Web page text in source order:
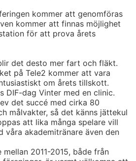
kommer att genomföras
kommer att finnas möjlighet
för att prova årets
det desto mer fart och fläkt.
på Tele2 kommer att vara
om årets tillskott.
dag Vinter med en clinic.
det succé med cirka 80
målvakter, så det känns jättekul
att lika många spelare vill
våra akademitränare även den
2011-2015, både från